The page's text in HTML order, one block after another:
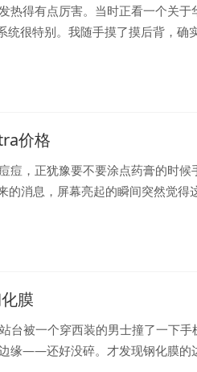
热得有点厉害。当时正看一个关于
很特别。我随手摸了摸后背，确
价格
痘，正犹豫要不要涂点药膏的时候
消息，屏幕亮起的瞬间突然觉得
膜
台被一个穿西装的男士撞了一下手
缘——还好没碎。才发现钢化膜的